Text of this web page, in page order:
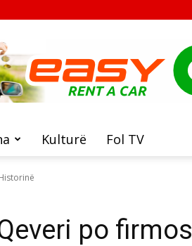
Kulturë Fol TV
po firmos